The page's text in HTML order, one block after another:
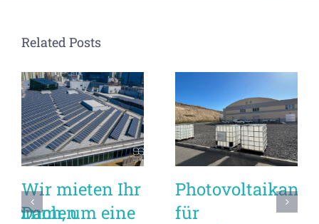
Related Posts
Wir mieten Ihr
Dach, um eine
für